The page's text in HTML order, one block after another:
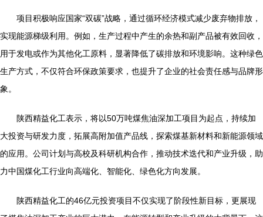
项目积极响应国家“双碳”战略，通过循环经济模式减少废弃物排放，
实现能源梯级利用。例如，生产过程中产生的余热和副产品被有效回收，
用于发电或作为其他化工原料，显著降低了碳排放和环境影响。这种绿色
生产方式，不仅符合环保政策要求，也提升了企业的社会责任感与品牌形
象。
陕西精益化工表示，将以50万吨煤焦油深加工项目为起点，持续加
大投资与研发力度，拓展高附加值产品线，探索煤基新材料和新能源领域
的应用。公司计划与高校及科研机构合作，推动技术迭代和产业升级，助
力中国煤化工行业向高端化、智能化、绿色化方向发展。
陕西精益化工的46亿元投资项目不仅实现了阶段性新目标，更展现